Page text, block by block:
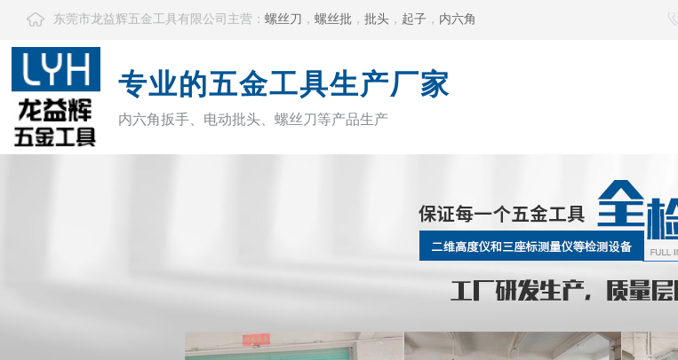
东莞市龙益辉五金工具有限公司主营： 螺丝刀 ， 螺丝批 ， 批头 ， 起子 ， 内六角
专业的五金工具生产厂家
内六角扳手、电动批头、螺丝刀等产品生产